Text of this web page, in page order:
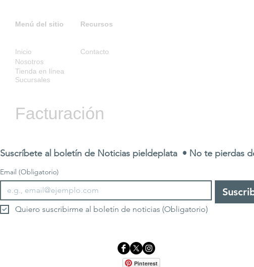
Menú del sitio Recursos
Inicio
Nosotros
Tienda en línea
Sucursales
Contacto
Facturación
Suscríbete al boletín de Noticias pieldeplata  • No te pierdas
Email (Obligatorio)
Quiero suscribirme al boletín de noticias (Obligatorio)
Pinterest